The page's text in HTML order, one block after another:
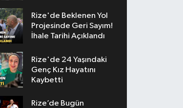
Rize'de Beklenen Yol
Projesinde Geri Sayım!
İhale Tarihi Açıklandı
Rize'de 24 Yaşındaki
Genç Kız Hayatını
Kaybetti
Rize’de Bugün